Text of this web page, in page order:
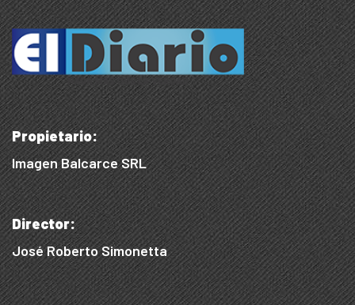
Propietario:
Imagen Balcarce SRL
Director:
José Roberto Simonetta